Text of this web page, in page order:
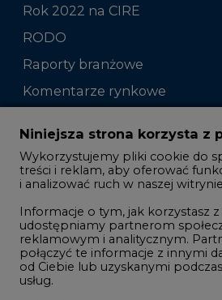
Rok 2022 na CIRE
RODO
Raporty branżowe
Komentarze rynkowe
Zmiany kadrowe na rynku
Studio CIRE
Rozmowy o energetyce
Gospodarka
Geopolityka
LTE450
Niniejsza strona korzysta z
Wykorzystujemy pliki cookie do
treści i reklam, aby oferować
i analizować ruch w naszej
Informacje o tym, jak korzystasz
udostępniamy partnerom
reklamowym i analitycznym.
połączyć te informacje z innymi
od Ciebie lub uzyskanymi
usług.